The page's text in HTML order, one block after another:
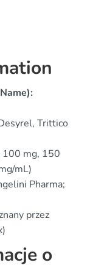
Trittico
mg, 150
mL)
Pharma;
przez
o